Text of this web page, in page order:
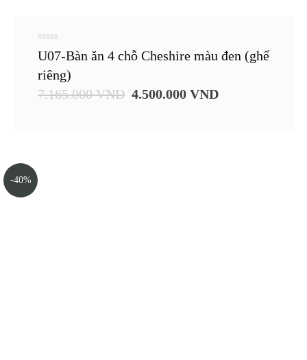
0
out
of
5
U07-Bàn ăn 4 chỗ Cheshire màu đen (ghế
riêng)
7.165.000VND 4.500.000 VND
-40%